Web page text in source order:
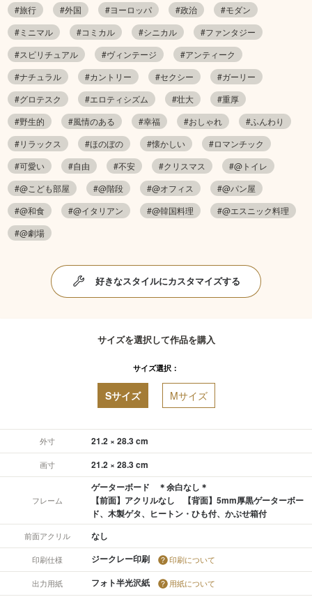
#旅行
#外国 #ヨーロッパ #政治
#モダン
#ミニマル
#コミカル #シニカル
#ファンタジー
#スピリチュアル
#ヴィンテージ
#アンティーク
#ナチュラル
#カントリー #セクシー
#ガーリー
#グロテスク
#エロティシズム #壮大
#重厚
#野生的
#風情のある #幸福 #おしゃれ
#ふんわり
#リラックス
#ほのぼの #懐かしい
#ロマンチック
#可愛い
#自由 #不安 #クリスマス
#@トイレ
#@こども部屋
#@階段 #@オフィス
#@パン屋
#@和食
#@イタリアン #@韓国料理
#@エスニック料理
#@劇場
好きなスタイルにカスタマイズする
サイズを選択して作品を購入
サイズ選択：
Sサイズ Mサイズ
外寸 21.2 × 28.3 cm
画寸 21.2 × 28.3 cm
フレーム
ゲーターボード ＊余白なし＊
【前面】アクリルなし 【背面】5mm厚黒ゲーターボー
ド、木製ゲタ、ヒートン・ひも付、かぶせ箱付
前面アクリル なし
印刷仕様 ジークレー印刷 印刷について
出力用紙 フォト半光沢紙 用紙について